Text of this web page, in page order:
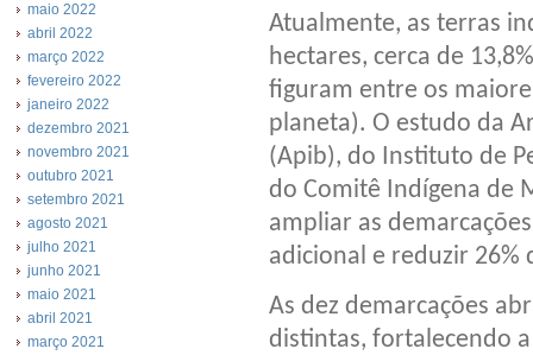
maio 2022
abril 2022
março 2022
fevereiro 2022
janeiro 2022
dezembro 2021
novembro 2021
outubro 2021
setembro 2021
agosto 2021
julho 2021
junho 2021
maio 2021
abril 2021
março 2021
Atualmente, as terras
hectares, cerca de
figuram entre os
planeta). O estudo da
(Apib), do Instituto de
do Comitê Indígena de
ampliar as
adicional e reduzir 26%
As dez demarcações
distintas, fortalecendo